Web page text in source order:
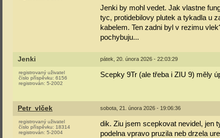
Jenki by mohl vedet. Jak vlastne
tyc, protidebilovy plutek a tykadla u
kabelem. Ten zadni byl v rezimu
pochybuju...
Jenki pátek, 20. února 2026 - 22:03:29
registrovaný uživatel
číslo příspěvku: 6156
registrován: 5-2002
Scepky 9Tr (ale třeba i ZIU 9) měly
Petr_vlček sobota, 21. února 2026 - 19:06:36
registrovaný uživatel
číslo příspěvku: 18314
registrován: 5-2004
dik. Ziu jsem scepkovat nevidel, jen
podelna vpravo pruzila neb drzela